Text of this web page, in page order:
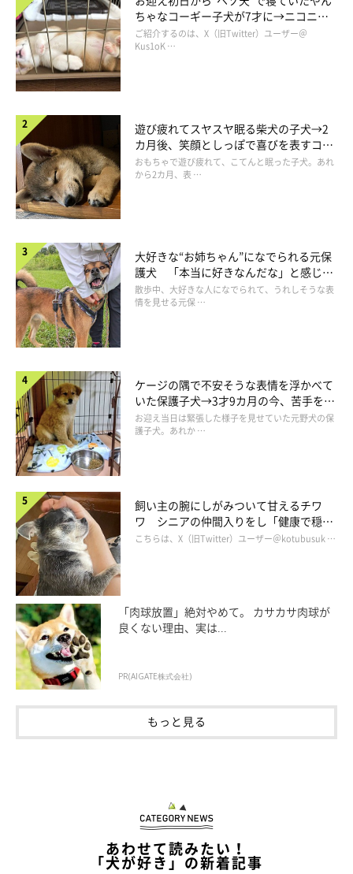
ちゃなコーギー子犬が7才に→ニコニ
コ“コーギースマイル”が魅力のコに成
長！
ご紹介するのは、X（旧Twitter）ユーザー＠
Kus1oK …
遊び疲れてスヤスヤ眠る柴犬の子犬→2
カ月後、笑顔としっぽで喜びを表すコに
成長！
おもちゃで遊び疲れて、こてんと眠った子犬。あれ
から2カ月、表 …
大好きな“お姉ちゃん”になでられる元保
護犬 「本当に好きなんだな」と感じる
表情にほっこり
散歩中、大好きな人になでられて、うれしそうな表
情を見せる元保 …
ケージの隅で不安そうな表情を浮かべて
いた保護子犬→3才9カ月の今、苦手を克
服し頼もしいコに成長！
お迎え当日は緊張した様子を見せていた元野犬の保
護子犬。あれか …
飼い主の腕にしがみついて甘えるチワ
ワ シニアの仲間入りをし「健康で穏や
かな暮らしが続いてほしい」と願う
こちらは、X（旧Twitter）ユーザー＠kotubusuk …
「肉球放置」絶対やめて。 カサカサ肉球が
良くない理由、実は...
PR(AIGATE株式会社)
もっと見る
あわせて読みたい！
「犬が好き」の新着記事